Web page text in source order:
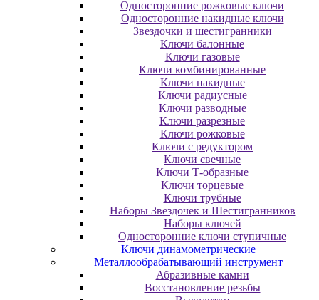
Oднocтopoнниe poжкoвыe ключи
Oднocтopoнниe нaкидныe ключи
Звездочки и шестигранники
Ключи балонные
Ключи газовые
Ключи комбинированные
Ключи накидные
Ключи радиусные
Ключи разводные
Ключи разрезные
Ключи рожковые
Ключи с редуктором
Ключи свечные
Ключи Т-образные
Ключи торцевые
Ключи трубные
Наборы Звездочек и Шестигранников
Наборы ключей
Односторонние ключи ступичные
Ключи динамометрические
Металлообрабатывающий инструмент
Абразивные камни
Восстановление резьбы